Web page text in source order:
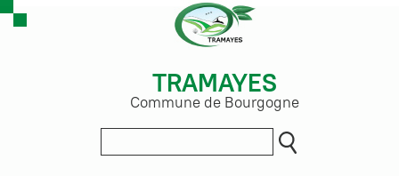
TRAMAYES
Commune de Bourgogne